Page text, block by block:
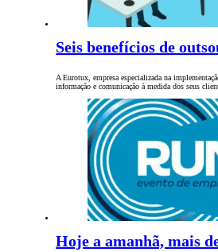
Seis benefícios de
A Eurotux, empresa especializada na
informação e comunicação à medida dos seus
Hoje a amanhã, mais